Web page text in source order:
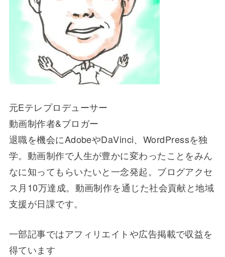
元Eテレプロデューサー
動画制作者&ブロガー
退職を機会にAdobeやDaVinci、WordPressを独
学。動画制作で人生が豊かに変わったことをみん
なに知ってもらいたいと一念発起。ブログアクセ
ス月10万達成。動画制作を通じた社会貢献と地域
支援が日課です。
一部記事ではアフィリエイトや広告掲載で収益を
得ています